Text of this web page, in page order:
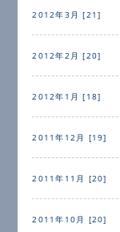
2012年3月 [21]
2012年2月 [20]
2012年1月 [18]
2011年12月 [19]
2011年11月 [20]
2011年10月 [20]